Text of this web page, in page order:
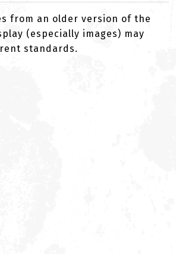
from an older version of the
(especially images) may
standards.